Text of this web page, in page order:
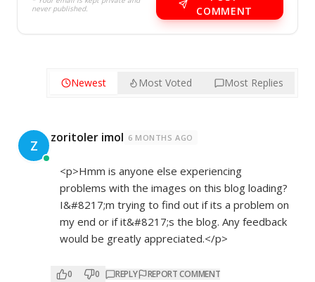
never published.
COMMENT
Newest Most Voted Most Replies
Z zoritoler imol 6 MONTHS AGO
<p>Hmm is anyone else experiencing
problems with the images on this blog loading?
I&#8217;m trying to find out if its a problem on
my end or if it&#8217;s the blog. Any feedback
would be greatly appreciated.</p>
0 0 REPLY REPORT COMMENT